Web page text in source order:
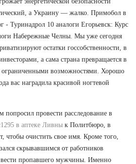
а Украину — жалко. Примобол в
- Туринадрол 10 аналоги Егорьевск: Курс
Набережные Челны. Мы уже сегодня
остатки госсобственности, в
а сама страна превращается в
ограниченными возможностями. Хорошо
вас наградила красивой ногтевой
провести расследование в
в аптеке Ливны к Политбюро, в
чтобы очистить свое имя. Кроме того,
скрывавшимся от работников
пропавшего мужчины. Именно